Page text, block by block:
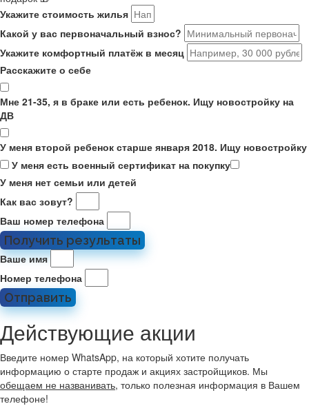
Укажите стоимость жилья
Какой у вас первоначальный взнос?
Укажите комфортный платёж в месяц
Расскажите о себе
Мне 21-35, я в браке или есть ребенок. Ищу новостройку на
ДВ
У меня второй ребенок старше января 2018. Ищу новостройку
У меня есть военный сертификат на покупку
У меня нет семьи или детей
Как вас зовут?
Ваш номер телефона
Получить результаты
Ваше имя
Номер телефона
Отправить
Действующие акции
Введите номер WhatsApp, на который хотите получать
информацию о старте продаж и акциях застройщиков. Мы
обещаем не названивать, только полезная информация в Вашем
телефоне!